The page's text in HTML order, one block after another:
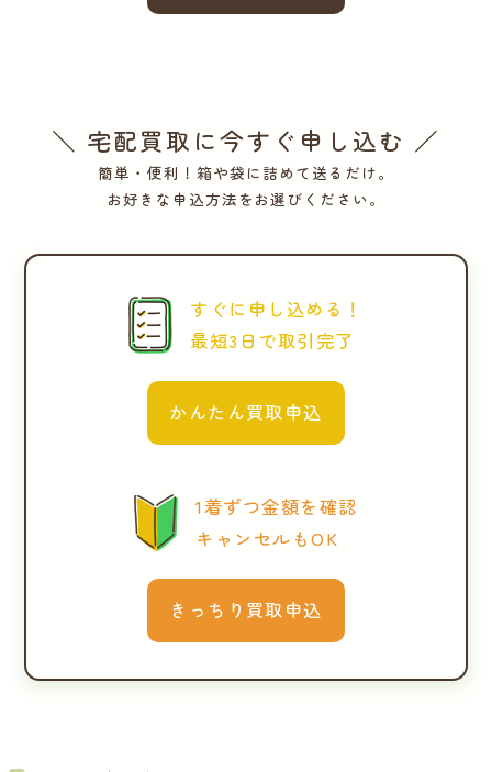
＼ 宅配買取に今すぐ申し込む ／
簡単・便利！箱や袋に詰めて送るだけ。
お好きな申込方法をお選びください。
すぐに申し込める！
最短3日で取引完了
かんたん買取申込
1着ずつ金額を確認
キャンセルもOK
きっちり買取申込